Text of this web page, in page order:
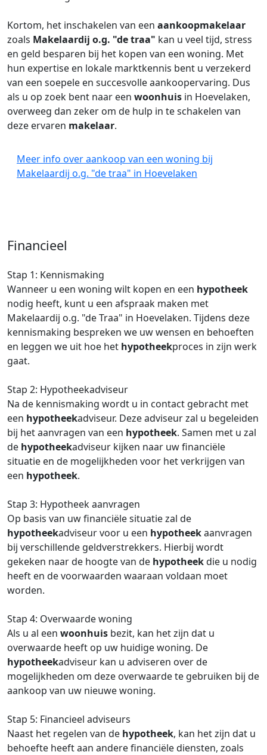
Kortom, het inschakelen van een aankoopmakelaar
zoals Makelaardij o.g. "de traa" kan u veel tijd, stress
en geld besparen bij het kopen van een woning. Met
hun expertise en lokale marktkennis bent u verzekerd
van een soepele en succesvolle aankoopervaring. Dus
als u op zoek bent naar een woonhuis in Hoevelaken,
overweeg dan zeker om de hulp in te schakelen van
deze ervaren makelaar.
Meer info over aankoop van een woning bij
Makelaardij o.g. "de traa" in Hoevelaken
Financieel
Stap 1: Kennismaking
Wanneer u een woning wilt kopen en een hypotheek
nodig heeft, kunt u een afspraak maken met
Makelaardij o.g. "de Traa" in Hoevelaken. Tijdens deze
kennismaking bespreken we uw wensen en behoeften
en leggen we uit hoe het hypotheekproces in zijn werk
gaat.
Stap 2: Hypotheekadviseur
Na de kennismaking wordt u in contact gebracht met
een hypotheekadviseur. Deze adviseur zal u begeleiden
bij het aanvragen van een hypotheek. Samen met u zal
de hypotheekadviseur kijken naar uw financiële
situatie en de mogelijkheden voor het verkrijgen van
een hypotheek.
Stap 3: Hypotheek aanvragen
Op basis van uw financiële situatie zal de
hypotheekadviseur voor u een hypotheekaanvragen
bij verschillende geldverstrekkers. Hierbij wordt
gekeken naar de hoogte van de hypotheekdie u nodig
heeft en de voorwaarden waaraan voldaan moet
worden.
Stap 4: Overwaarde woning
Als u al een woonhuis bezit, kan het zijn dat u
overwaarde heeft op uw huidige woning. De
hypotheekadviseur kan u adviseren over de
mogelijkheden om deze overwaarde te gebruiken bij de
aankoop van uw nieuwe woning.
Stap 5: Financieel adviseurs
Naast het regelen van de hypotheek, kan het zijn dat u
behoefte heeft aan andere financiële diensten, zoals